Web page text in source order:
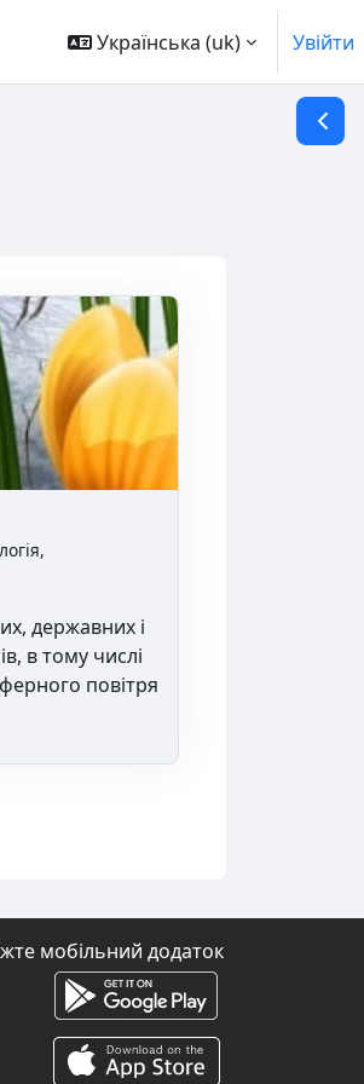
Українська ‎(uk)‎ Увійти
державних і
в тому числі
повітря
мобільний додаток